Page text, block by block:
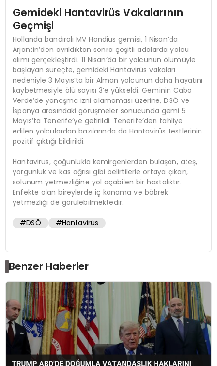
Gemideki Hantavirüs Vakalarının
Geçmişi
Hollanda bandıralı MV Hondius gemisi, 1 Nisan’da
Arjantin’den ayrıldıktan sonra çeşitli adalarda yolcu
alımı gerçekleştirdi. 11 Nisan’da bir yolcunun ölümüyle
başlayan süreçte, gemideki Hantavirüs vakaları
nedeniyle 3 Mayıs’ta bir Alman yolcunun daha hayatını
kaybetmesiyle ölü sayısı 3’e yükseldi. Geminin Cabo
Verde’de yanaşma izni alamaması üzerine, DSÖ ve
İspanya arasındaki görüşmeler sonucunda gemi 5
Mayıs’ta Tenerife’ye getirildi. Tenerife’den tahliye
edilen yolculardan bazılarında da Hantavirüs testlerinin
pozitif çıktığı bildirildi.
Hantavirüs, çoğunlukla kemirgenlerden bulaşan, ateş,
yorgunluk ve kas ağrısı gibi belirtilerle ortaya çıkan,
solunum yetmezliğine yol açabilen bir hastalıktır.
Enfekte olan bireylerde iç kanama ve böbrek
yetmezliği de görülebilmektedir.
#DSÖ #Hantavirüs
Benzer Haberler